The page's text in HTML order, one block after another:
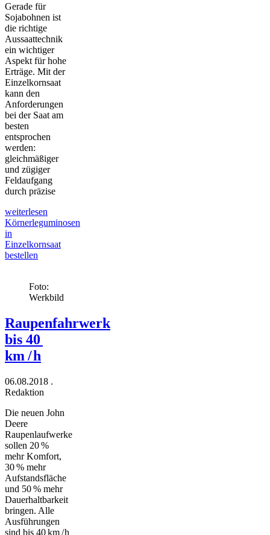
Gerade für
Sojabohnen ist
die richtige
Aussaattechnik
ein wichtiger
Aspekt für hohe
Erträge. Mit der
Einzelkornsaat
kann den
Anforderungen
bei der Saat am
besten
entsprochen
werden:
gleichmäßiger
und zügiger
Feldaufgang
durch präzise
weiterlesen
Körnerleguminosen
in
Einzelkornsaat
bestellen
Foto:
Werkbild
Raupenfahrwerk
bis 40
km / h
06.08.2018 .
Redaktion
Die neuen John
Deere
Raupenlaufwerke
sollen 20 %
mehr Komfort,
30 % mehr
Aufstandsfläche
und 50 % mehr
Dauerhaltbarkeit
bringen. Alle
Ausführungen
sind bis 40 km / h